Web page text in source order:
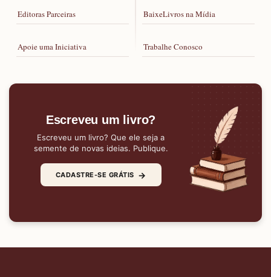
Editoras Parceiras
Apoie uma Iniciativa
BaixeLivros na Mídia
Trabalhe Conosco
Escreveu um livro?
Escreveu um livro? Que ele seja a
semente de novas ideias. Publique.
CADASTRE-SE GRÁTIS →